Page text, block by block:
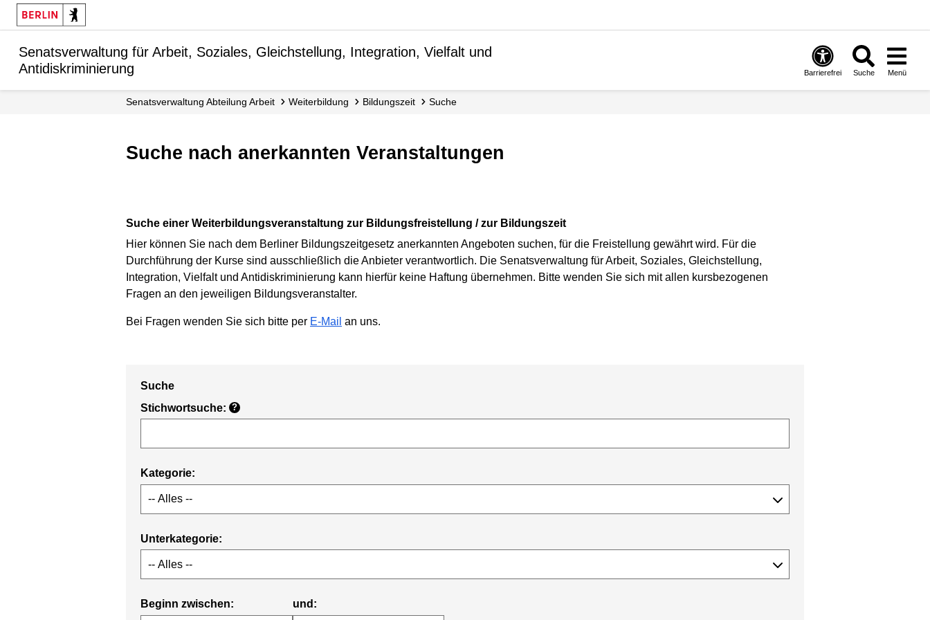
Senatsverwaltung für Arbeit, Soziales, Gleichstellung, Integration, Vielfalt und
Antidiskriminierung
Barrierefrei Suche Menü
Senats­verwaltung Abteilung Arbeit Weiterbildung Bildungszeit Suche
Suche nach anerkannten Veranstaltungen
Suche einer Weiterbildungsveranstaltung zur Bildungsfreistellung / zur Bildungszeit
Hier können Sie nach dem Berliner Bildungszeitgesetz anerkannten Angeboten suchen, für die Freistellung gewährt wird. Für die
Durchführung der Kurse sind ausschließlich die Anbieter verantwortlich. Die Senatsverwaltung für Arbeit, Soziales, Gleichstellung,
Integration, Vielfalt und Antidiskriminierung kann hierfür keine Haftung übernehmen. Bitte wenden Sie sich mit allen kursbezogenen
Fragen an den jeweiligen Bildungsveranstalter.
Bei Fragen wenden Sie sich bitte per E-Mail an uns.
Suche
Stichwortsuche: ?
Kategorie:
Unterkategorie:
Beginn zwischen: und: